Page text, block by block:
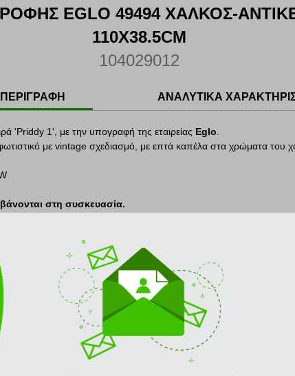
EGLO 49494 ΧΑΛΚΟΣ-
110X38.5CM
104029012
ΑΝΑΛΥΤΙΚΑ
'Priddy 1', με την υπογραφή της εταιρείας Eglo
με vintage σχεδιασμό, με επτά καπέλα στα χρώματα του
στη συσκευασία.
τον κατάλληλο φωτισμό και τα πιο ιδιαίτερα
την επιτυχημένη πορεία της το 1969.
επιτυχημένες κατασκευάστριες εταιρείες διακοσμητικών
ΣΧΕΤΙΚΑ ΠΡΟΪΟΝΤΑ